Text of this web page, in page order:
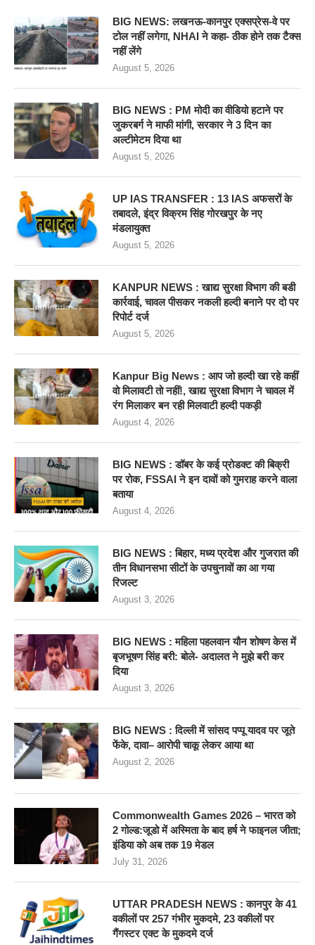
BIG NEWS: लखनऊ-कानपुर एक्सप्रेस-वे पर
टोल नहीं लगेगा, NHAI ने कहा- ठीक होने तक टैक्स
नहीं लेंगे
August 5, 2026
BIG NEWS : PM मोदी का वीडियो हटाने पर
जुकरबर्ग ने माफी मांगी, सरकार ने 3 दिन का
अल्टीमेटम दिया था
August 5, 2026
UP IAS TRANSFER : 13 IAS अफसरों के
तबादले, इंद्र विक्रम सिंह गोरखपुर के नए
मंडलायुक्त
August 5, 2026
KANPUR NEWS : खाद्य सुरक्षा विभाग की बडी
कार्रवाई, चावल पीसकर नकली हल्दी बनाने पर दो पर
रिपोर्ट दर्ज
August 5, 2026
Kanpur Big News : आप जो हल्दी खा रहे कहीं
वो मिलावटी तो नहीं!, खाद्य सुरक्षा विभाग ने चावल में
रंग मिलाकर बन रही मिलवाटी हल्दी पकड़ी
August 4, 2026
BIG NEWS : डॉबर के कई प्रोडक्ट की बिक्री
पर रोक, FSSAI ने इन दावों को गुमराह करने वाला
बताया
August 4, 2026
BIG NEWS : बिहार, मध्य प्रदेश और गुजरात की
तीन विधानसभा सीटों के उपचुनावों का आ गया
रिजल्ट
August 3, 2026
BIG NEWS : महिला पहलवान यौन शोषण केस में
बृजभूषण सिंह बरी: बोले- अदालत ने मुझे बरी कर
दिया
August 3, 2026
BIG NEWS : दिल्ली में सांसद पप्पू यादव पर जूते
फेंके, दावा– आरोपी चाकू लेकर आया था
August 2, 2026
Commonwealth Games 2026 – भारत को
2 गोल्ड:जूडो में अस्मिता के बाद हर्ष ने फाइनल जीता;
इंडिया को अब तक 19 मेडल
July 31, 2026
UTTAR PRADESH NEWS : कानपुर के 41
वकीलों पर 257 गंभीर मुकदमे, 23 वकीलों पर
गैंगस्टर एक्ट के मुकदमे दर्ज